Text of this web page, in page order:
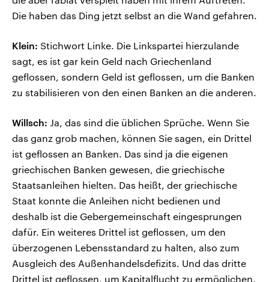
Die haben das Ding jetzt selbst an die Wand gefahren.
Klein: Stichwort Linke. Die Linkspartei hierzulande
sagt, es ist gar kein Geld nach Griechenland
geflossen, sondern Geld ist geflossen, um die Banken
zu stabilisieren von den einen Banken an die anderen.
Willsch: Ja, das sind die üblichen Sprüche. Wenn Sie
das ganz grob machen, können Sie sagen, ein Drittel
ist geflossen an Banken. Das sind ja die eigenen
griechischen Banken gewesen, die griechische
Staatsanleihen hielten. Das heißt, der griechische
Staat konnte die Anleihen nicht bedienen und
deshalb ist die Gebergemeinschaft eingesprungen
dafür. Ein weiteres Drittel ist geflossen, um den
überzogenen Lebensstandard zu halten, also zum
Ausgleich des Außenhandelsdefizits. Und das dritte
Drittel ist geflossen, um Kapitalflucht zu ermöglichen.